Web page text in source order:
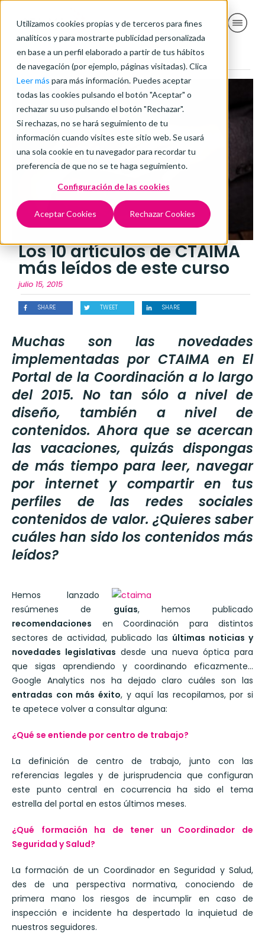
Utilizamos cookies propias y de terceros para fines
analíticos y para mostrarte publicidad personalizada
en base a un perfil elaborado a partir de tus hábitos
de navegación (por ejemplo, páginas visitadas). Clica
Leer más para más información. Puedes aceptar
todas las cookies pulsando el botón "Aceptar" o
rechazar su uso pulsando el botón "Rechazar".
Si rechazas, no se hará seguimiento de tu
información cuando visites este sitio web. Se usará
una sola cookie en tu navegador para recordar tu
preferencia de que no se te haga seguimiento.
Configuración de las cookies
Aceptar Cookies Rechazar Cookies
Los 10 artículos de CTAIMA
más leídos de este curso
julio 15, 2015
SHARE TWEET SHARE
Muchas son las novedades
implementadas por CTAIMA en El
Portal de la Coordinación a lo largo
del 2015. No tan sólo a nivel de
diseño, también a nivel de
contenidos. Ahora que se acercan
las vacaciones, quizás dispongas
de más tiempo para leer, navegar
por internet y compartir en tus
perfiles de las redes sociales
contenidos de valor. ¿Quieres saber
cuáles han sido los contenidos más
leídos?
Hemos lanzado
resúmenes de guías, hemos publicado
recomendaciones en Coordinación para distintos
sectores de actividad, publicado las últimas noticias y
novedades legislativas desde una nueva óptica para
que sigas aprendiendo y coordinando eficazmente…
Google Analytics nos ha dejado claro cuáles son las
entradas con más éxito, y aquí las recopilamos, por si
te apetece volver a consultar alguna:
¿Qué se entiende por centro de trabajo?
La definición de centro de trabajo, junto con las
referencias legales y de jurisprudencia que configuran
este punto central en cocurrencia ha sido el tema
estrella del portal en estos últimos meses.
¿Qué formación ha de tener un Coordinador de
Seguridad y Salud?
La formación de un Coordinador en Seguridad y Salud,
des de una perspectiva normativa, conociendo de
primera mano los riesgos de incumplir en caso de
inspección e incidente ha despertado la inquietud de
nuestros seguidores.